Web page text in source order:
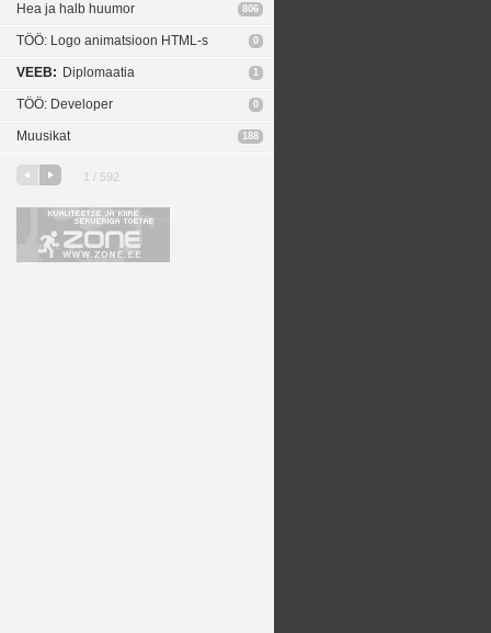
Hea ja halb huumor 806
TÖÖ: Logo animatsioon HTML-s 0
VEEB: Diplomaatia 1
TÖÖ: Developer 0
Muusikat 188
1 / 592